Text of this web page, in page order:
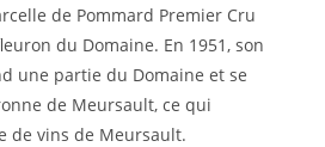
de Pommard Premier Cru
du Domaine. En 1951, son
une partie du Domaine et se
de Meursault, ce qui
de vins de Meursault.